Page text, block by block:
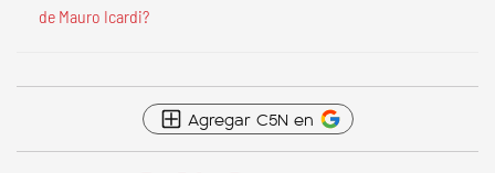
de Mauro Icardi?
Agregar C5N en